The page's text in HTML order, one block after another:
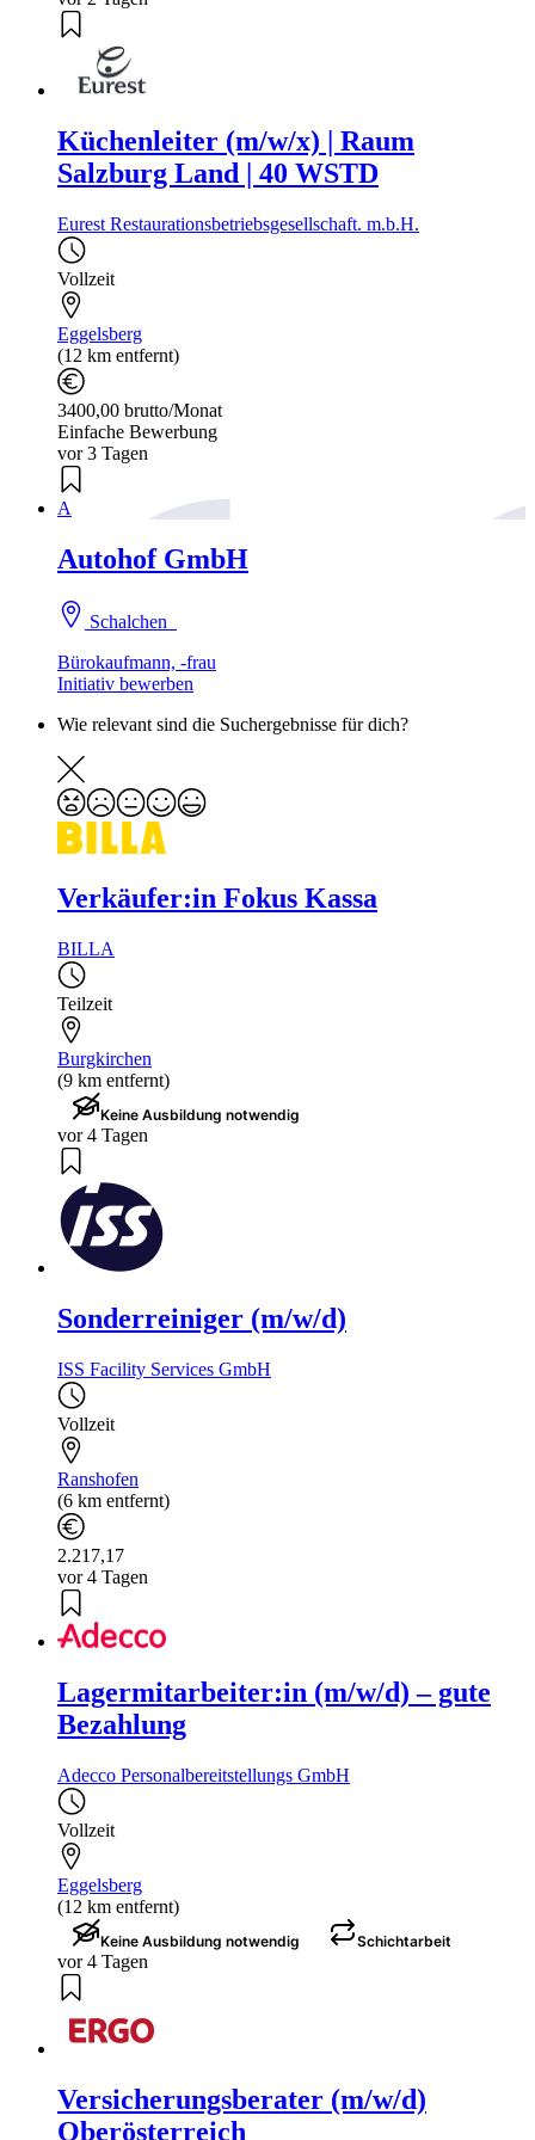
Küchenleiter (m/w/x) | Raum
Salzburg Land | 40 WSTD
Eurest Restaurationsbetriebsgesellschaft. m.b.H.
Vollzeit
Eggelsberg
(12 km entfernt)
3400,00 brutto/Monat
Einfache Bewerbung
vor 3 Tagen
A
Autohof GmbH
Schalchen
Bürokaufmann, -frau
Initiativ bewerben
Wie relevant sind die Suchergebnisse für dich?
Verkäufer:in Fokus Kassa
BILLA
Teilzeit
Burgkirchen
(9 km entfernt)
Keine Ausbildung notwendig
vor 4 Tagen
Sonderreiniger (m/w/d)
ISS Facility Services GmbH
Vollzeit
Ranshofen
(6 km entfernt)
2.217,17
vor 4 Tagen
Lagermitarbeiter:in (m/w/d) – gute
Bezahlung
Adecco Personalbereitstellungs GmbH
Vollzeit
Eggelsberg
(12 km entfernt)
Keine Ausbildung notwendig Schichtarbeit
vor 4 Tagen
Versicherungsberater (m/w/d)
Oberösterreich